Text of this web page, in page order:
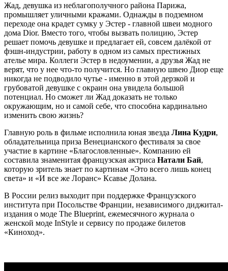
Жад, девушка из неблагополучного района Парижа,
промышляет уличными кражами. Однажды в подземном
переходе она крадет сумку у Эстер - главной швеи модного
дома Dior. Вместо того, чтобы вызвать полицию, Эстер
решает помочь девушке и предлагает ей, совсем далёкой от
фэшн-индустрии, работу в одном из самых престижных
ателье мира. Коллеги Эстер в недоумении, а друзья Жад не
верят, что у нее что-то получится. Но главную швею Диор еще
никогда не подводило чутье - именно в этой дерзкой и
грубоватой девушке с окраин она увидела большой
потенциал. Но сможет ли Жад доказать не только
окружающим, но и самой себе, что способна кардинально
изменить свою жизнь?
Главную роль в фильме исполнила юная звезда Лина Кудри,
обладательница приза Венецианского фестиваля за свое
участие в картине «Благословленные». Компанию ей
составила знаменитая французская актриса Натали Бай,
которую зритель знает по картинам «Это всего лишь конец
света» и «И все же Лоранс» Ксавье Долана.
В России релиз выходит при поддержке Французского
института при Посольстве Франции, независимого диджитал-
издания о моде The Blueprint, ежемесячного журнала о
женской моде InStyle и сервису по продаже билетов
«Киноход».